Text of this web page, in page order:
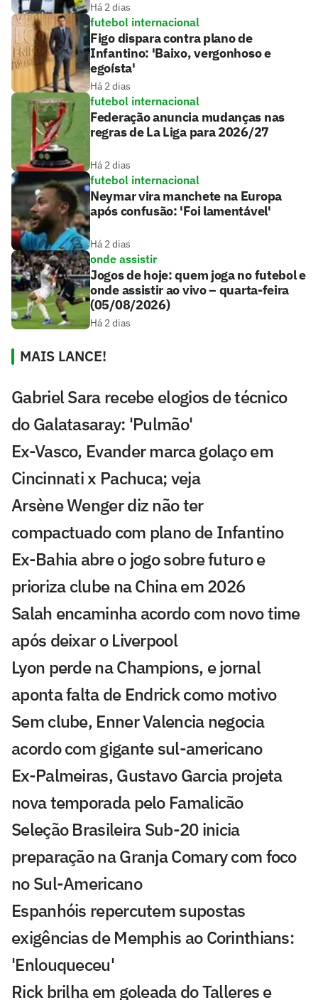
Há 2 dias
futebol internacional
Figo dispara contra plano de
Infantino: 'Baixo, vergonhoso e
egoísta'
Há 2 dias
futebol internacional
Federação anuncia mudanças nas
regras de La Liga para 2026/27
Há 2 dias
futebol internacional
Neymar vira manchete na Europa
após confusão: 'Foi lamentável'
Há 2 dias
onde assistir
Jogos de hoje: quem joga no futebol e
onde assistir ao vivo – quarta-feira
(05/08/2026)
Há 2 dias
MAIS LANCE!
Gabriel Sara recebe elogios de técnico
do Galatasaray: 'Pulmão'
Ex-Vasco, Evander marca golaço em
Cincinnati x Pachuca; veja
Arsène Wenger diz não ter
compactuado com plano de Infantino
Ex-Bahia abre o jogo sobre futuro e
prioriza clube na China em 2026
Salah encaminha acordo com novo time
após deixar o Liverpool
Lyon perde na Champions, e jornal
aponta falta de Endrick como motivo
Sem clube, Enner Valencia negocia
acordo com gigante sul-americano
Ex-Palmeiras, Gustavo Garcia projeta
nova temporada pelo Famalicão
Seleção Brasileira Sub-20 inicia
preparação na Granja Comary com foco
no Sul-Americano
Espanhóis repercutem supostas
exigências de Memphis ao Corinthians:
'Enlouqueceu'
Rick brilha em goleada do Talleres e